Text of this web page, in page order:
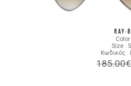
RAY-
Size :
Κωδικός :
185.00€